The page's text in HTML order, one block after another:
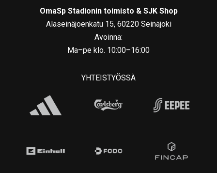
OmaSp Stadionin toimisto & SJK Shop
Alaseinäjoenkatu 15, 60220 Seinäjoki
Avoinna:
Ma–pe klo. 10:00–16:00
YHTEISTYÖSSÄ